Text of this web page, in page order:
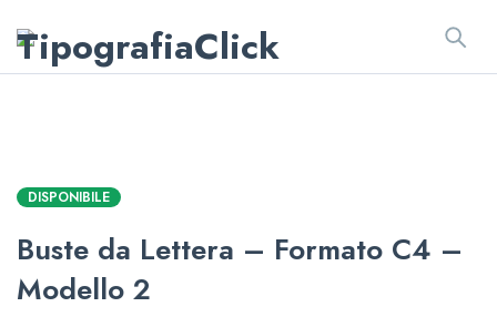
DISPONIBILE
Buste da Lettera – Formato C4 –
Modello 2